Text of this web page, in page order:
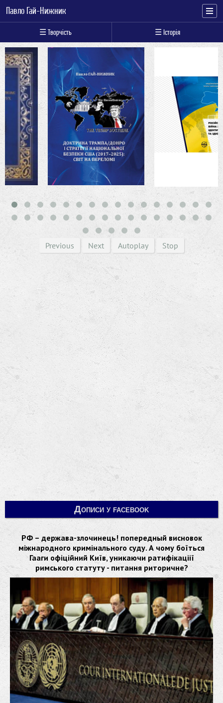
Павло Гай-Нижник
☰ Творчість ☰ Історія
Previous Next Autoplay Stop
Дописи у facebook
РФ – держава-злочинець! попередный висновок
міжнародного кримінального суду. А чому боїться
Гааги офіційний Київ, уникаючи ратифікаціії
римського статуту - питання риторичне?